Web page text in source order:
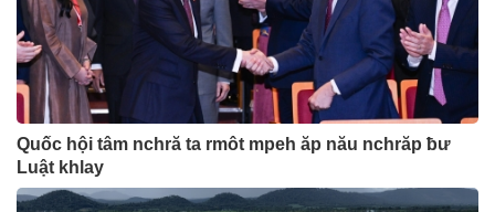
Quốc hội tâm nchră ta rmôt mpeh ăp nău nchrăp ƀư
Luật khlay